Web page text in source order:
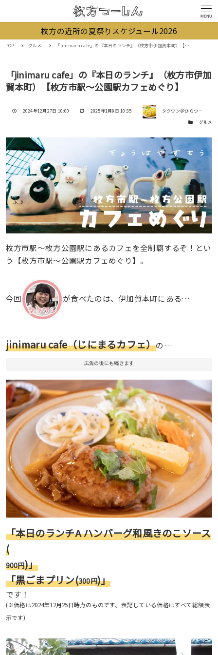
MENU
枚方の近所の夏祭りスケジュール2026
TOP グルメ 「jinimaru cafe」の『本日のランチ』（枚方市伊加賀本町）【枚方市駅〜公園駅カフェめぐり】
「jinimaru cafe」の『本日のランチ』（枚方市伊加
賀本町）【枚方市駅〜公園駅カフェめぐり】
投稿日
2024年12月27日 10:00 更新日
2025年1月9日 10:35 著者
タクワン＠ひらつー
カテゴリー
グルメ
枚方市駅〜枚方公園駅にあるカフェを全制覇するぞ！とい
う【枚方市駅〜公園駅カフェめぐり】。
今回 が食べたのは、伊加賀本町にある…
jinimaru cafe（じにまるカフェ）の…
広告の後にも続きます
「本日のランチA ハンバーグ和風きのこソース
(
900円)」
「黒ごまプリン(300円)」
です！
(※価格は2024年12月25日時点のものです。表記している価格はすべて総額表
示です)